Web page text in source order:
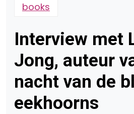
books
Interview met
Jong, auteur
nacht van de
eekhoorns